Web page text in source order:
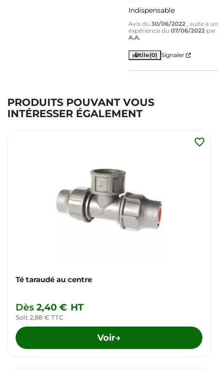
Indispensable
Avis du30/06/2022 , suite à
expérience du07/06/2022 par
A.A.
Utile(0) Signaler
PRODUITS POUVANT VOUS
INTÉRESSER ÉGALEMENT
Té taraudé au centre
Dès 2,40 € HT
Soit 2,88 € TTC
Voir→
favorite_border